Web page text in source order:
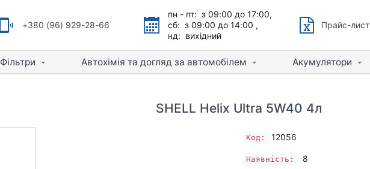
+380 (96) 929-28-66
пн - пт: з 09:00 до 17:00,
сб: з 09:00 до 14:00 ,
нд: вихідний
Прайс-лист
Фільтри Автохімія та догляд за автомобілем Акумулятори
SHELL Helix Ultra 5W40 4л
Код: 12056
Наявність: 8